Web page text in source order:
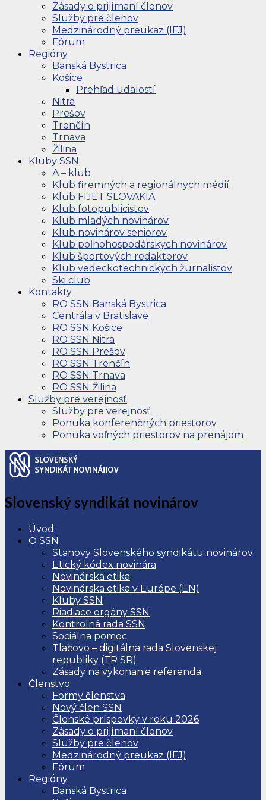
Zásady o prijímaní členov
Služby pre členov
Medzinárodný preukaz (IFJ)
Fórum
Regióny
Banská Bystrica
Košice
Prehľad udalostí
Nitra
Prešov
Trenčín
Trnava
Žilina
Kluby SSN
A – klub
Klub firemných a regionálnych médií
Klub FIJET SLOVAKIA
Klub fotopublicistov
Klub mladých novinárov
Klub novinárov seniorov
Klub poľnohospodárskych novinárov
Klub športových redaktorov
Klub vedeckotechnických žurnalistov
Ski club
Kontakty
RO SSN Banská Bystrica
Centrála v Bratislave
RO SSN Košice
RO SSN Nitra
RO SSN Prešov
RO SSN Trenčín
RO SSN Trnava
RO SSN Žilina
Služby pre verejnosť
Služby pre verejnosť
Ponuka konferenčných priestorov
Ponuka voľných priestorov na prenájom
Slovenský syndikát novinárov
Úvod
O SSN
Stanovy Slovenského syndikátu novinárov
Etický kódex novinára
Novinárska etika
Novinárska etika v Európe (EN)
Kluby SSN
Riadiace orgány SSN
Kontrolná rada SSN
Sociálna pomoc
Tlačovo – digitálna rada Slovenskej
republiky (TR SR)
Zásady na vykonanie referenda
Členstvo
Formy členstva
Nový člen SSN
Členské príspevky v roku 2026
Zásady o prijímaní členov
Služby pre členov
Medzinárodný preukaz (IFJ)
Fórum
Regióny
Banská Bystrica